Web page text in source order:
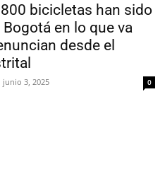
bicicletas han sido
en lo que va
desde el
junio 3, 2025 0